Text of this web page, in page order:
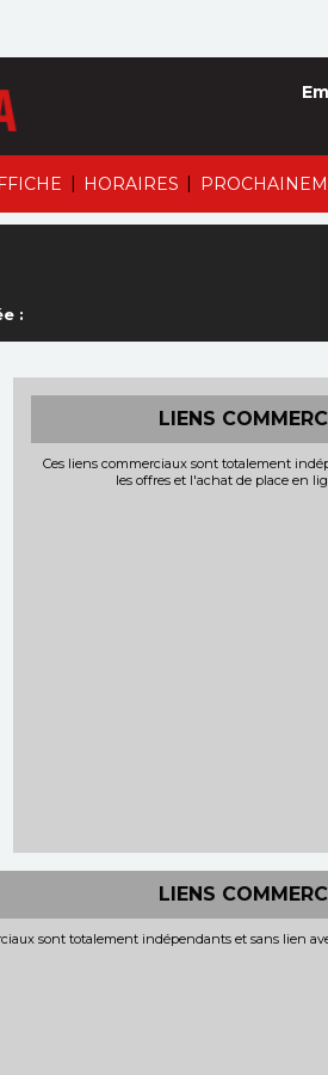
| HORAIRES |
:
LIENS
Ces liens commerciaux sont totalement
les offres et l'achat de place en
LIENS
sont totalement indépendants et sans lien